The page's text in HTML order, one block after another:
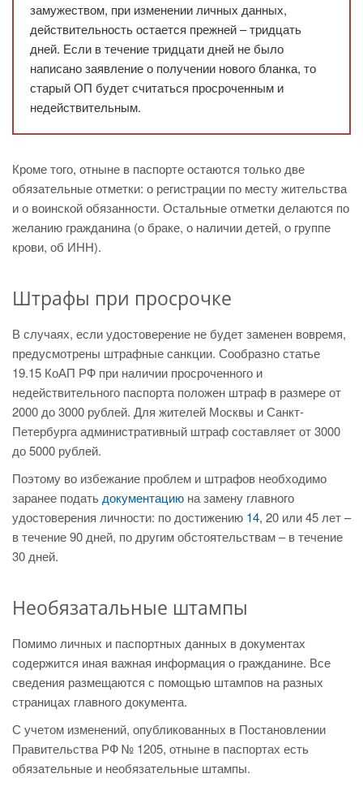
замужеством, при изменении личных данных,
действительность остается прежней – тридцать
дней. Если в течение тридцати дней не было
написано заявление о получении нового бланка, то
старый ОП будет считаться просроченным и
недействительным.
Кроме того, отныне в паспорте остаются только две
обязательные отметки: о регистрации по месту жительства
и о воинской обязанности. Остальные отметки делаются по
желанию гражданина (о браке, о наличии детей, о группе
крови, об ИНН).
Штрафы при просрочке
В случаях, если удостоверение не будет заменен вовремя,
предусмотрены штрафные санкции. Сообразно статье
19.15 КоАП РФ при наличии просроченного и
недействительного паспорта положен штраф в размере от
2000 до 3000 рублей. Для жителей Москвы и Санкт-
Петербурга административный штраф составляет от 3000
до 5000 рублей.
Поэтому во избежание проблем и штрафов необходимо
заранее подать документацию на замену главного
удостоверения личности: по достижению 14, 20 или 45 лет –
в течение 90 дней, по другим обстоятельствам – в течение
30 дней.
Необязатальные штампы
Помимо личных и паспортных данных в документах
содержится иная важная информация о гражданине. Все
сведения размещаются с помощью штампов на разных
страницах главного документа.
С учетом изменений, опубликованных в Постановлении
Правительства РФ № 1205, отныне в паспортах есть
обязательные и необязательные штампы.